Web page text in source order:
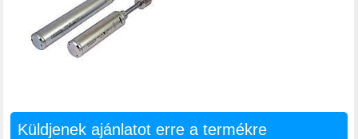
Küldjenek ajánlatot erre a termékre